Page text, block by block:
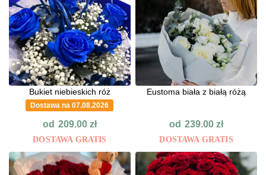
Bukiet niebieskich róż
Dostawa na 07.08.2026
od 209.00 zł
DOSTAWA GRATIS
Eustoma biała z białą różą
od 239.00zł
DOSTAWA GRATIS